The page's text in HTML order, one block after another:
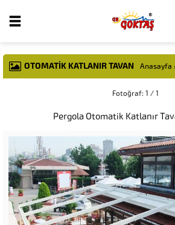
OTOMATIK KATLANIR TAVAN Anasayfa
Fotoğraf: 1 / 1
Pergola Otomatik Katlanır